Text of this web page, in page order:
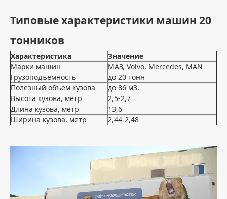
Типовые характеристики машин 20
тонников
Характеристика
Значение
Марки машин
МАЗ, Volvo, Mercedes, MAN
Грузоподъемность
до 20 тонн
Полезный объем кузова
до 86 м3.
Высота кузова, метр
2,5-2,7
Длина кузова, метр
13,6
Ширина кузова, метр
2,44-2,48